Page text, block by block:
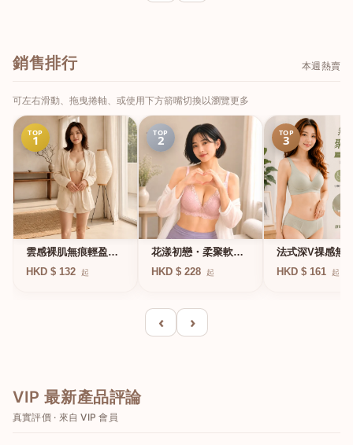
銷售排行 本週熱賣
可左右滑動、拖曳捲軸、或使用下方箭嘴切換以瀏覽更多
TOP
1
雲感裸肌無痕輕盈無
鋼圈內衣
HKD $ 132 起
TOP
2
花漾初戀・柔聚軟鋼
圈蕾絲內衣
HKD $ 228 起
TOP
3
法式深V祼感無
凍軟支撐條無鋼
HKD $ 161 起
‹ ›
VIP 最新產品評論
真實評價 · 來自 VIP 會員